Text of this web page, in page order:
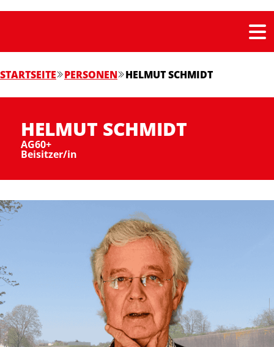
STARTSEITE PERSONEN HELMUT SCHMIDT
HELMUT SCHMIDT
AG60+
Beisitzer/in